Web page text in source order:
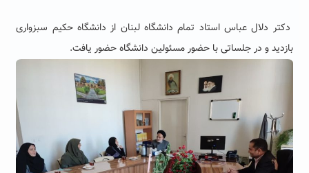
دکتر دلال عباس استاد تمام دانشگاه لبنان از دانشگاه حکیم سبزواری
بازدید و در جلساتی با حضور مسئولین دانشگاه حضور یافت.